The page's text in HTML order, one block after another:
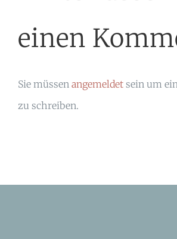
einen
Sie müssen angemeldet sein um
zu schreiben.